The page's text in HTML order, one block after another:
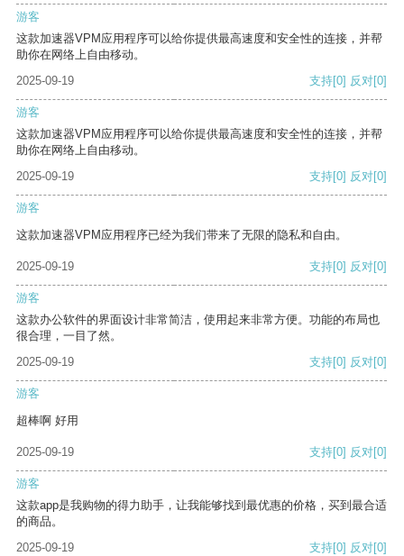
游客
这款加速器VPM应用程序可以给你提供最高速度和安全性的连接，并帮
助你在网络上自由移动。
2025-09-19
支持[0] 反对[0]
游客
这款加速器VPM应用程序可以给你提供最高速度和安全性的连接，并帮
助你在网络上自由移动。
2025-09-19
支持[0] 反对[0]
游客
这款加速器VPM应用程序已经为我们带来了无限的隐私和自由。
2025-09-19 支持[0] 反对[0]
游客
这款办公软件的界面设计非常简洁，使用起来非常方便。功能的布局也
很合理，一目了然。
2025-09-19
支持[0] 反对[0]
游客
超棒啊 好用
2025-09-19 支持[0] 反对[0]
游客
这款app是我购物的得力助手，让我能够找到最优惠的价格，买到最合适
的商品。
2025-09-19
支持[0] 反对[0]